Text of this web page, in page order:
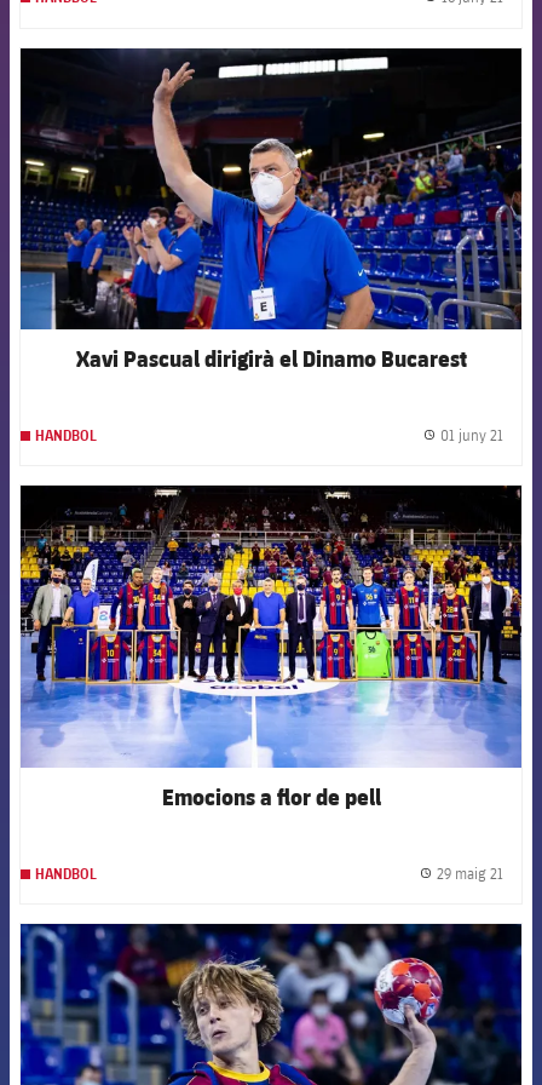
FCB Barcelona badge
Xavi Pascual dirigirà el Dinamo Bucarest
HANDBOL 01 juny 21
FCB Barcelona badge
Emocions a flor de pell
HANDBOL 29 maig 21
FCB Barcelona badge